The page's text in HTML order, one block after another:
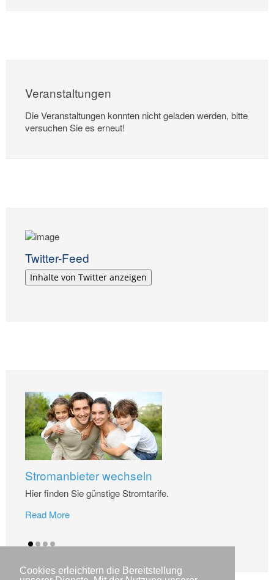
Cookies erleichtern die Bereitstellung
Veranstaltungen
Die Veranstaltungen konnten nicht geladen werden, bitte
versuchen Sie es erneut!
Twitter-Feed
Inhalte von Twitter anzeigen
Stromanbieter wechseln
Hier finden Sie günstige Stromtarife.
Read More